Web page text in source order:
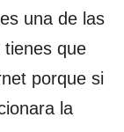
una de las
tienes que
porque si
la